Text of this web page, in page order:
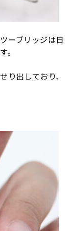
ーブリッジは日
。
り出しており、